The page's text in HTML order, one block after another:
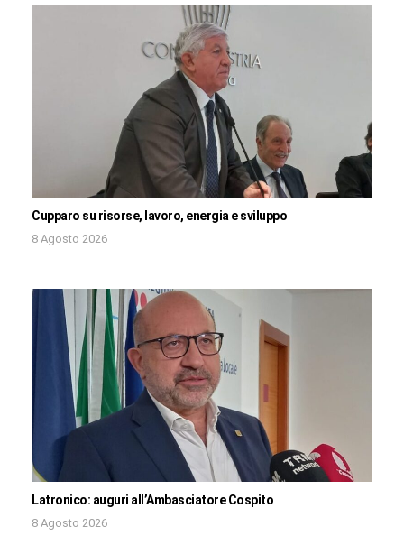
Cupparo su risorse, lavoro, energia e sviluppo
8 Agosto 2026
Latronico: auguri all’Ambasciatore Cospito
8 Agosto 2026